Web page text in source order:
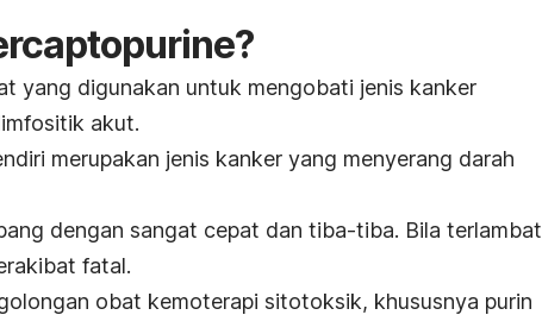
?
yang digunakan untuk mengobati jenis kanker
akut.
merupakan jenis kanker yang menyerang darah
dengan sangat cepat dan tiba-tiba. Bila terlambat
fatal.
obat kemoterapi sitotoksik, khususnya purin